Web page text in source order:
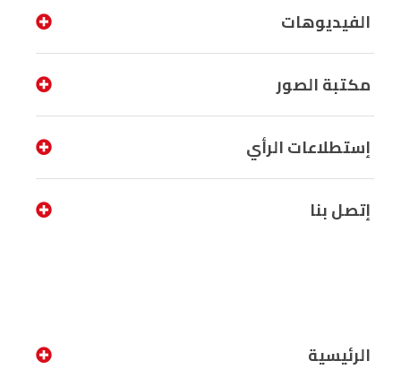
الفيديوهات
مكتبة الصور
إستطلاعات الرأي
إتصل بنا
الرئيسية